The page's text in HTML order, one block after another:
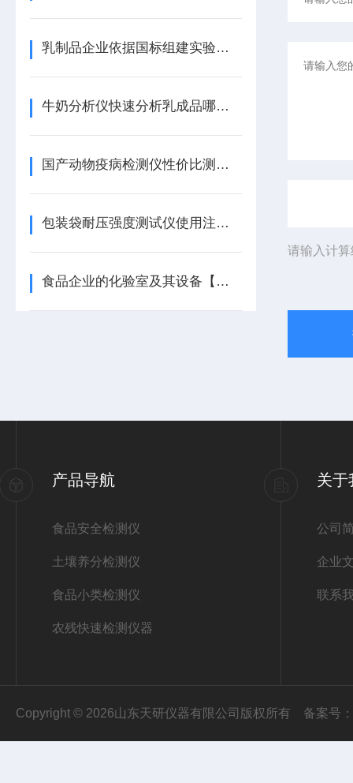
乳制品企业依据国标组建实验室需要配备的仪器有哪些
牛奶分析仪快速分析乳成品哪些成分
国产动物疫病检测仪性价比测评：精准高效，适配多元场景
包装袋耐压强度测试仪使用注意事项有哪些
食品企业的化验室及其设备【重磅推荐】食品企业的化验室及其设备
请输入计
产品导航
食品安全检测仪
土壤养分检测仪
食品小类检测仪
农残快速检测仪器
关于
公司
企业
联系
Copyright © 2026山东天研仪器有限公司版权所有 备案号